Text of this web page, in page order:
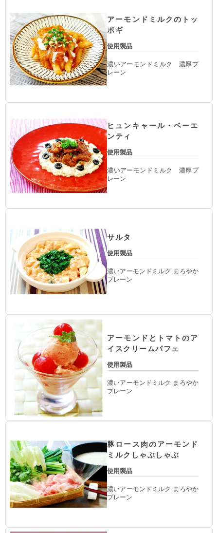
アーモンドミルクのトッ
ポギ
使用製品
濃いアーモンドミルク 濃厚プ
レーン
ヒュンキャール・ベーエ
ンティ
使用製品
濃いアーモンドミルク 濃厚プ
レーン
サルタ
使用製品
濃いアーモンドミルク まろやか
プレーン
アーモンドとトマトのア
イスクリームパフェ
使用製品
濃いアーモンドミルク まろやか
プレーン
豚ロース肉のアーモンド
ミルクしゃぶしゃぶ
使用製品
濃いアーモンドミルク まろやか
プレーン